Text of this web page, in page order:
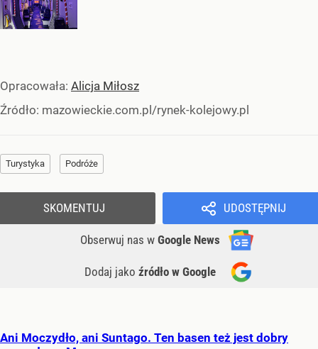
Opracowała: Alicja Miłosz
Źródło: mazowieckie.com.pl/rynek-kolejowy.pl
Turystyka Podróże
UDOSTĘPNIJ
Obserwuj nas w Google News
Dodaj jako źródło w Google
SKOMENTUJ
Ani Moczydło, ani Suntago. Ten basen też jest dobry